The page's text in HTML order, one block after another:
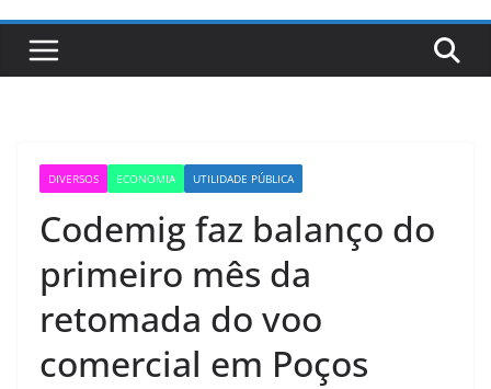
DIVERSOS ECONOMIA UTILIDADE PÚBLICA
Codemig faz balanço do
primeiro mês da
retomada do voo
comercial em Poços